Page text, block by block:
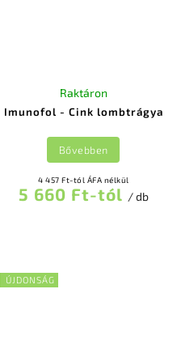
Imunofol - Cink lombtrágya
Raktáron
4 457 Ft-tól ÁFA nélkül
5 660 Ft-tól / db
Bővebben
ÚJDONSÁG